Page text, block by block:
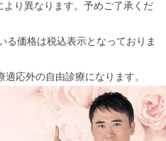
より異なります。予めご了承くだ
価格は税込表示となっておりま
応外の自由診療になります。